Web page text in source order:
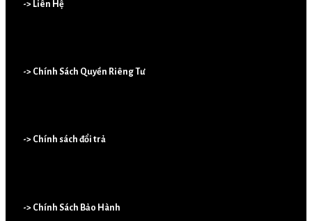
-> Liên Hệ
-> Chính Sách Quyền Riêng Tư
-> Chính sách đổi trả
-> Chính Sách Bảo Hành